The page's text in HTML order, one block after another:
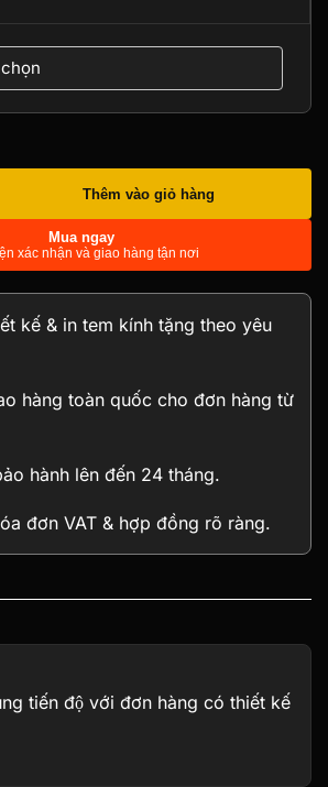
Thêm vào giỏ hàng
Mua ngay
xác nhận và giao hàng tận nơi
kế & in tem kính tặng theo yêu
hàng toàn quốc cho đơn hàng từ
hành lên đến 24 tháng.
đơn VAT & hợp đồng rõ ràng.
tiến độ với đơn hàng có thiết kế